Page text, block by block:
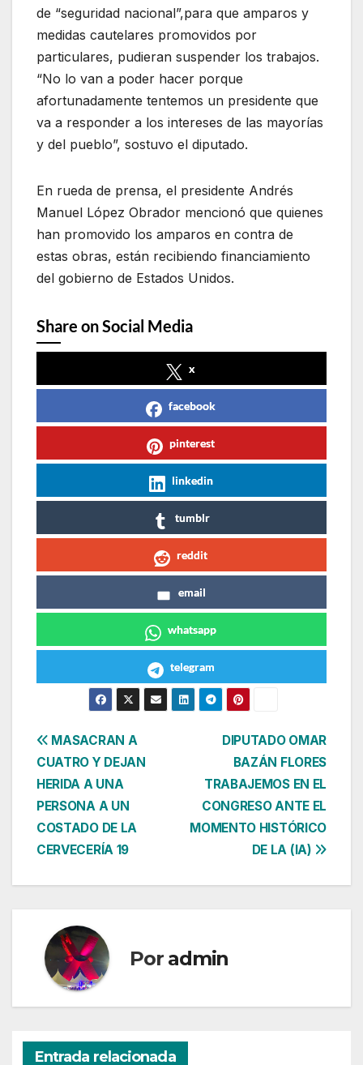
de “seguridad nacional”,para que amparos y
medidas cautelares promovidos por
particulares, pudieran suspender los trabajos.
“No lo van a poder hacer porque
afortunadamente tentemos un presidente que
va a responder a los intereses de las mayorías
y del pueblo”, sostuvo el diputado.
En rueda de prensa, el presidente Andrés
Manuel López Obrador mencionó que quienes
han promovido los amparos en contra de
estas obras, están recibiendo financiamiento
del gobierno de Estados Unidos.
Share on Social Media
x
facebook
pinterest
linkedin
tumblr
reddit
email
whatsapp
telegram
Navegación
de
entradas
DIPUTADO OMAR
BAZÁN FLORES
TRABAJEMOS EN EL
CONGRESO ANTE EL
MOMENTO HISTÓRICO
DE LA (IA)
MASACRAN A
CUATRO Y DEJAN
HERIDA A UNA
PERSONA A UN
COSTADO DE LA
CERVECERÍA 19
Por admin
Entrada relacionada